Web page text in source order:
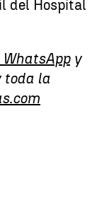
del Hospital
y
toda la